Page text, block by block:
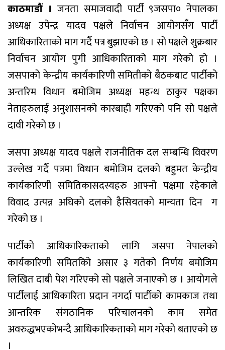
काठमाडौं । जनता समाजवादी पार्टी ९जसपा० नेपालका
अध्यक्ष उपेन्द्र यादव पक्षले निर्वाचन आयोगसँग पार्टी
आधिकारिताको माग गर्दै पत्र बुझाएको छ । सो पक्षले शुक्रबार
निर्वाचन आयोग पुगी आधिकारिताको माग गरेको हो ।
जसपाको केन्द्रीय कार्यकारिणी समितीको बैठकबाट पार्टीको
अन्तरिम विधान बमोजिम अध्यक्ष महन्थ ठाकुर पक्षका
नेताहरुलाई अनुशासनको कारबाही गरिएको पनि सो पक्षले
दावी गरेको छ ।
जसपा अध्यक्ष यादव पक्षले राजनीतिक दल सम्बन्धि विवरण
उल्लेख गर्दै पत्रमा विधान बमोजिम दलको बहुमत केन्द्रीय
कार्यकारिणी समितिकासदस्यहरु आफ्नो पक्षमा रहेकाले
विवाद उत्पन्न अघिको दलको हैसियतको मान्यता दिन ग
गरेको छ ।
पार्टीको आधिकारिकताको लागि जसपा नेपालको
कार्यकारिणी समितकिो असार ३ गतेको निर्णय बमोजिम
लिखित दाबी पेश गरिएको सो पक्षले जनाएको छ । आयोगले
पार्टीलाई आधिकारिता प्रदान नगर्दा पार्टीको कामकाज तथा
आन्तरिक संगठानिक परिचालनको काम समेत
अवरुद्धभएकोभन्दै आधिकारिकताको माग गरेको बताएको छ
।